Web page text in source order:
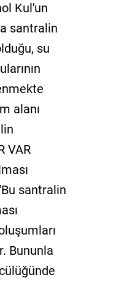
Kul'un
santralin
su
alanı
VAR
santralin
Bununla